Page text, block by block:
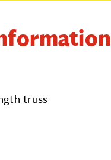
truss